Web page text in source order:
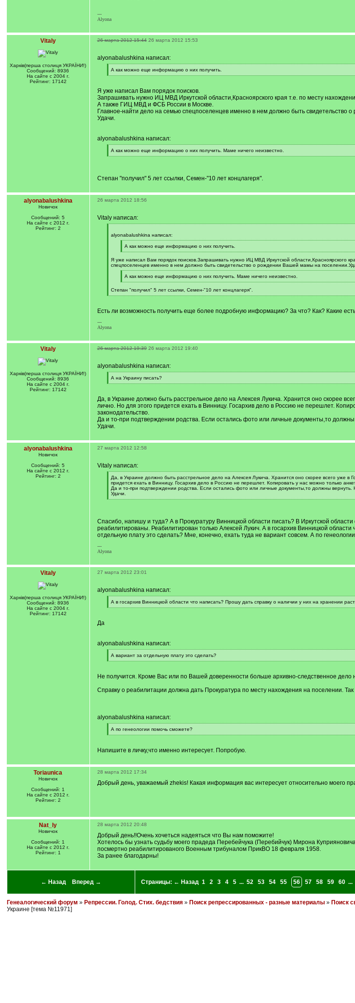
---
Alyona
Vitaly
Харкiв(перша столиця УКРАЇНИ!)
Сообщений: 8936
На сайте с 2004 г.
Рейтинг: 17142
26 марта 2012 15:44 26 марта 2012 15:53
alyonabalushkina написал:
[
q
А как можно еще информацию о них получить.
[
]
Я уже написал Вам порядок поисков.
Запрашивать нужно ИЦ МВД Иркутской области,Красноярского края т.е. по месту
А также ГИЦ МВД и ФСБ России в Москве.
Главное-найти дело на семью спецпоселенцев именно в нем должно быть свидетельство
Удачи.
alyonabalushkina написал:
[
q
А как можно еще информацию о них получить. Маме ничего неизвестно.
[
Степан "получил" 5 лет ссылки, Семен-"10 лет концлагеря".
alyonabalushkina
Новичок
Сообщений: 5
На сайте с 2012 г.
Рейтинг: 2
26 марта 2012 18:56
Vitaly написал:
q
alyonabalushkina написал:
[
q
А как можно еще информацию о них получить.
[
q
]
Я уже написал Вам порядок поисков.Запрашивать нужно ИЦ МВД Иркутской
спецпоселенцев именно в нем должно быть свидетельство о рождении Вашей мамы на
[
q
А как можно еще информацию о них получить. Маме ничего неизвестно.
[
q
]
Степан "получил" 5 лет ссылки, Семен-"10 лет концлагеря".
[
]
Есть ли возможность получить еще более подробную информацию? За что? Как? Какие
---
Alyona
Vitaly
Харкiв(перша столиця УКРАЇНИ!)
Сообщений: 8936
На сайте с 2004 г.
Рейтинг: 17142
26 марта 2012 19:39 26 марта 2012 19:40
alyonabalushkina написал:
[
q
А на Украину писать?
[
Да, в Украине должно быть расстрельное дело на Алексея Лукича. Хранится оно скорее
лично. Но для этого придется ехать в Винницу. Госархив дело в Россию не перешлет.
законодательство.
Да и то-при подтверждении родства. Если остались фото или личные документы,то должны
Удачи.
alyonabalushkina
Новичок
Сообщений: 5
На сайте с 2012 г.
Рейтинг: 2
27 марта 2012 12:58
Vitaly написал:
[
q
]
Да, в Украине должно быть расстрельное дело на Алексея Лукича. Хранится оно скорее всего уже
придется ехать в Винницу. Госархив дело в Россию не перешлет. Копировать у нас можно только
Да и то-при подтверждении родства. Если остались фото или личные документы,то должны вернуть.
Удачи.
[
Спасибо, напишу и туда? А в Прокуратуру Винницкой области писать? В Иркутской
реабилитированы. Реабилитирован только Алексей Лукич. А в госархив Винницкой
отдельную плату это сделать? Мне, конечно, ехать туда не вариант совсем. А по
---
Alyona
Vitaly
Харкiв(перша столиця УКРАЇНИ!)
Сообщений: 8936
На сайте с 2004 г.
Рейтинг: 17142
27 марта 2012 23:01
alyonabalushkina написал:
[
q
А в госархив Винницкой области что написать? Прошу дать справку о наличии у них на хранении
[
Да
alyonabalushkina написал:
[
q
А вариант за отдельную плату это сделать?
[
]
Не получится. Кроме Вас или по Вашей доверенности больше архивно-следственное дело
Справку о реабилитации должна дать Прокуратура по месту нахождения на поселении.
alyonabalushkina написал:
[
q
А по генеологии помочь сможете?
[
]
Напишите в личку,что именно интересует. Попробую.
Toriaunica
Новичок
Сообщений: 1
На сайте с 2012 г.
Рейтинг: 2
28 марта 2012 17:34
Добрый день, уважаемый zhekis! Какая информация вас интересует относительно моего
Nat_ly
Новичок
Сообщений: 1
На сайте с 2012 г.
Рейтинг: 1
28 марта 2012 20:48
Добрый день!!Очень хочеться надеяться что Вы нам поможите!
Хотелось бы узнать судьбу моего прадеда Перебейчука (Перебийчук) Мирона
посмертно реабилитированого Военным трибуналом ПрикВО 18 февраля 1958.
За ранее благодарны!
← Назад Вперед → Страницы: ← Назад 1 2 3 4 5 ... 52 53 54 55 56 57 58 59 60 ...
Генеалогический форум » Репрессии. Голод. Стих. бедствия» Поиск репрессированных - разные материалы » Поиск
Украине [тема №11971]